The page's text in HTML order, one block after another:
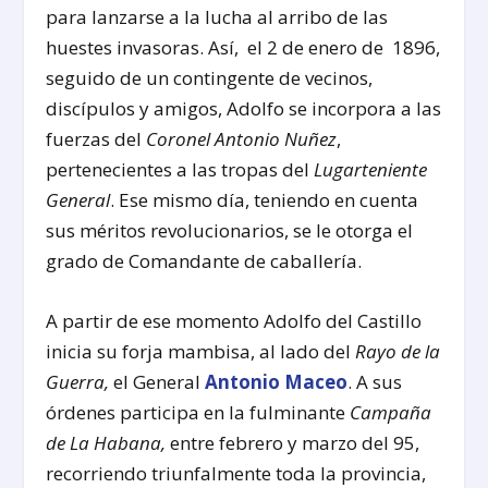
para lanzarse a la lucha al arribo de las
huestes invasoras. Así, el 2 de enero de 1896,
seguido de un contingente de vecinos,
discípulos y amigos, Adolfo se incorpora a las
fuerzas del Coronel Antonio Nuñez,
pertenecientes a las tropas delLugarteniente
General. Ese mismo día, teniendo en cuenta
sus méritos revolucionarios, se le otorga el
grado de Comandante de caballería.
A partir de ese momento Adolfo del Castillo
inicia su forja mambisa, al lado delRayo de la
Guerra,el GeneralAntonio Maceo. A sus
órdenes participa en la fulminante Campaña
de La Habana,entre febrero y marzo del 95,
recorriendo triunfalmente toda la provincia,